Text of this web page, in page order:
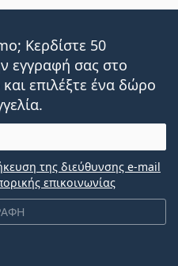
Κερδίστε 50
εγγραφή σας στο
επιλέξτε ένα δώρο
της διεύθυνσης e-mail
επικοινωνίας